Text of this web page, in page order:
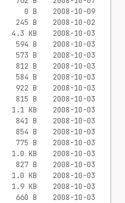
0 B
2008-10-09
245 B
2008-10-02
4.3 KB
2008-10-03
594 B
2008-10-03
573 B
2008-10-03
812 B
2008-10-03
584 B
2008-10-03
922 B
2008-10-03
815 B
2008-10-03
1.1 KB
2008-10-03
841 B
2008-10-03
854 B
2008-10-03
775 B
2008-10-03
1.0 KB
2008-10-03
827 B
2008-10-03
1.0 KB
2008-10-03
1.9 KB
2008-10-03
660 B
2008-10-03